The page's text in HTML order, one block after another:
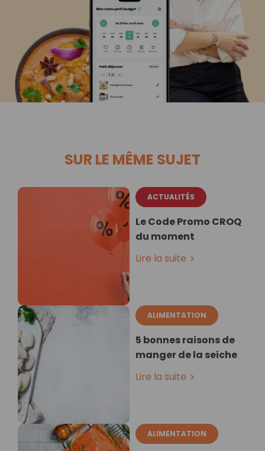
SUR LE MÊME SUJET
ACTUALITÉS
Le Code Promo CROQ
du moment
Lire la suite
ALIMENTATION
5 bonnes raisons de
manger de la seiche
Lire la suite
ALIMENTATION